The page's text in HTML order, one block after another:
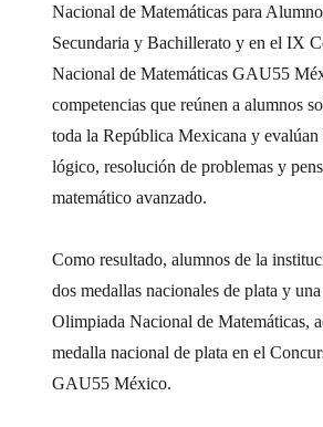
Nacional de Matemáticas para
Secundaria y Bachillerato y en el IX
Nacional de Matemáticas GAU55
competencias que reúnen a alumnos
toda la República Mexicana y evalúan
lógico, resolución de problemas y
matemático avanzado.
Como resultado, alumnos de la
dos medallas nacionales de plata y
Olimpiada Nacional de Matemáticas,
medalla nacional de plata en el
GAU55 México.